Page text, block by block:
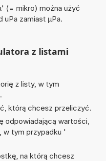
(= mikro) można użyć
uPa zamiast µPa.
z listami
z listy, w tym
którą chcesz przeliczyć.
odpowiadającą wartości,
tym przypadku '
na którą chcesz